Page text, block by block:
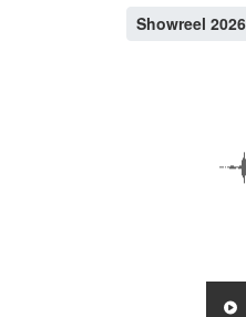
Showreel 2026